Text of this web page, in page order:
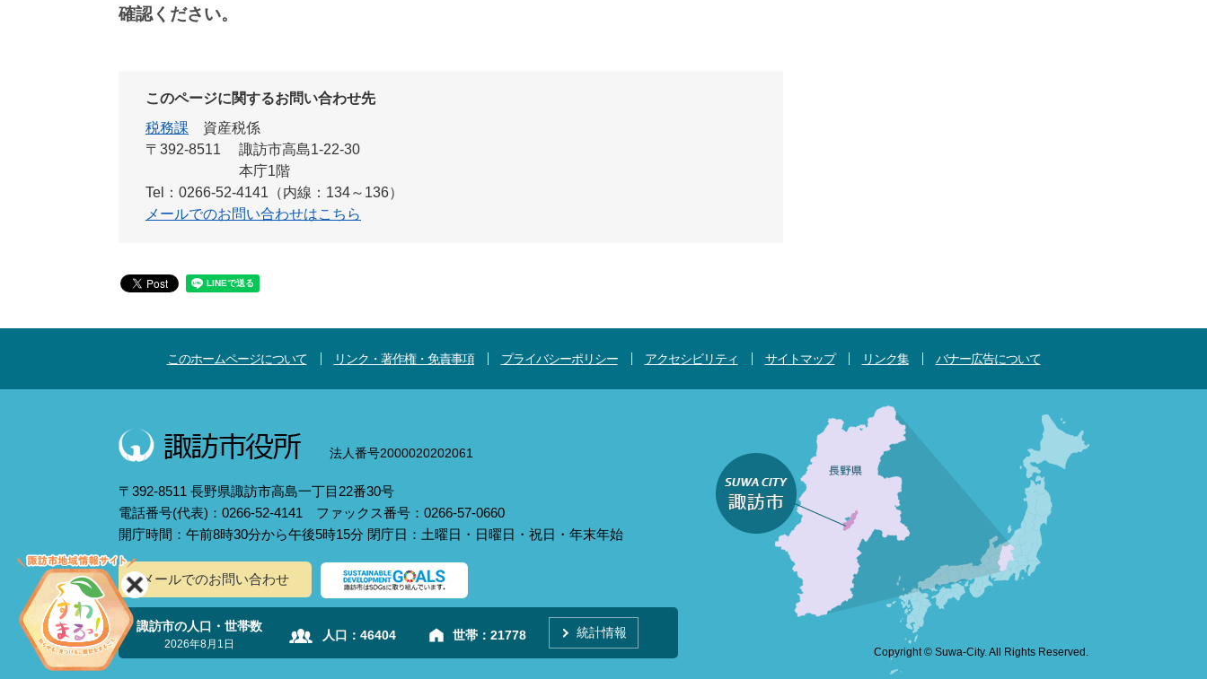
確認ください。
このページに関するお問い合わせ先
税務課
資産税係
〒392-8511
諏訪市高島1-22-30
本庁1階
Tel：0266-52-4141（内線：134～136）
メールでのお問い合わせはこちら
このホームページについて リンク・著作権・免責事項 プライバシーポリシー アクセシビリティ サイトマップ リンク集 バナー広告について
法人番号2000020202061
〒392-8511 長野県諏訪市高島一丁目22番30号
電話番号(代表)：0266-52-4141 ファックス番号：0266-57-0660
開庁時間：午前8時30分から午後5時15分 閉庁日：土曜日・日曜日・祝日・年末年始
メールでのお問い合わせ
諏訪市の人口・世帯数
2026年8月1日
人口： 46404 世帯： 21778 統計情報
Copyright © Suwa-City. All Rights Reserved.